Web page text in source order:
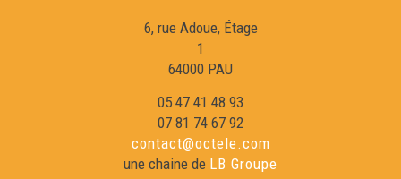
6, rue Adoue, Étage
1
64000 PAU
05 47 41 48 93
07 81 74 67 92
contact@octele.com
une chaine de LB Groupe